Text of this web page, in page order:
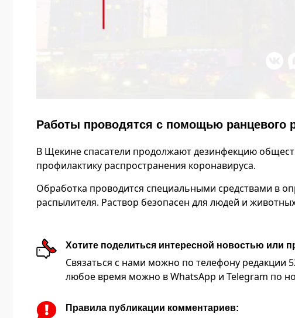
Работы проводятся с помощью ранцевого
В Щекине спасатели продолжают дезинфекцию
профилактику распространения коронавируса.
Обработка проводится специальными средствами в
распылителя. Раствор безопасен для людей и
Хотите поделиться интересной новостью или
Связаться с нами можно по телефону редакции
любое время можно в WhatsApp и Telegram по
Правила публикации комментариев: